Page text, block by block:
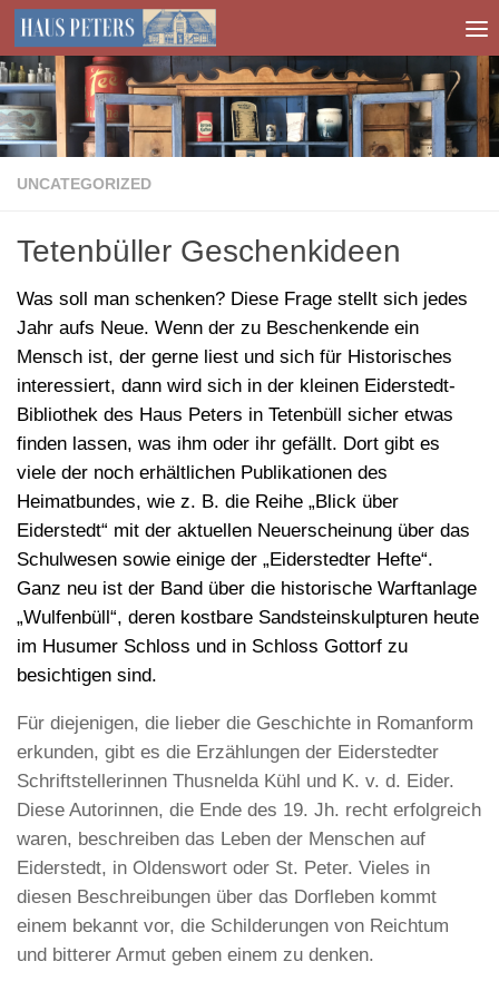
Zum Inhalt springen
UNCATEGORIZED
Tetenbüller Geschenkideen
Was soll man schenken? Diese Frage stellt sich jedes
Jahr aufs Neue. Wenn der zu Beschenkende ein
Mensch ist, der gerne liest und sich für Historisches
interessiert, dann wird sich in der kleinen Eiderstedt-
Bibliothek des Haus Peters in Tetenbüll sicher etwas
finden lassen, was ihm oder ihr gefällt. Dort gibt es
viele der noch erhältlichen Publikationen des
Heimatbundes, wie z. B. die Reihe „Blick über
Eiderstedt“ mit der aktuellen Neuerscheinung über das
Schulwesen sowie einige der „Eiderstedter Hefte“.
Ganz neu ist der Band über die historische Warftanlage
„Wulfenbüll“, deren kostbare Sandsteinskulpturen heute
im Husumer Schloss und in Schloss Gottorf zu
besichtigen sind.
Für diejenigen, die lieber die Geschichte in Romanform
erkunden, gibt es die Erzählungen der Eiderstedter
Schriftstellerinnen Thusnelda Kühl und K. v. d. Eider.
Diese Autorinnen, die Ende des 19. Jh. recht erfolgreich
waren, beschreiben das Leben der Menschen auf
Eiderstedt, in Oldenswort oder St. Peter. Vieles in
diesen Beschreibungen über das Dorfleben kommt
einem bekannt vor, die Schilderungen von Reichtum
und bitterer Armut geben einem zu denken.